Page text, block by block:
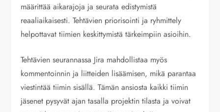
määrittää aikarajoja ja seurata edistymistä
reaaliaikaisesti. Tehtävien priorisointi ja ryhmittely
helpottavat tiimien keskittymistä tärkeimpiin asioihin.
Tehtävien seurannassa Jira mahdollistaa myös
kommentoinnin ja liitteiden lisäämisen, mikä parantaa
viestintää tiimin sisällä. Tämän ansiosta kaikki tiimin
jäsenet pysyvät ajan tasalla projektin tilasta ja voivat